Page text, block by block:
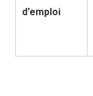
d’emploi